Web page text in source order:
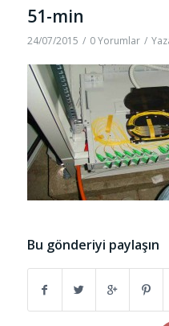
51-min
24/07/2015 / 0 Yorumlar /
Bu gönderiyi paylaşın